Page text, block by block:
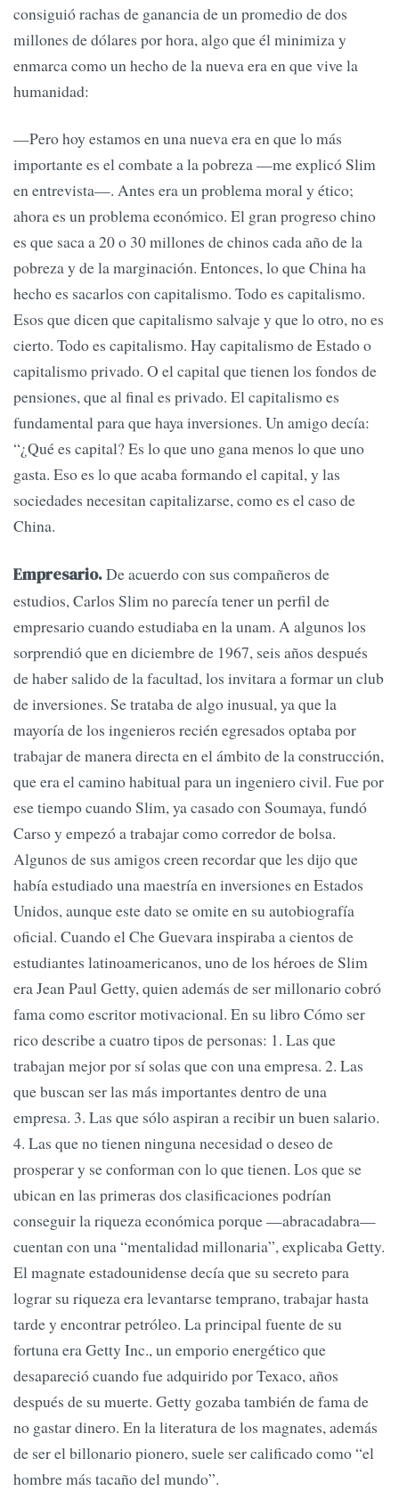
consiguió rachas de ganancia de un promedio de dos
millones de dólares por hora, algo que él minimiza y
enmarca como un hecho de la nueva era en que vive la
humanidad:
—Pero hoy estamos en una nueva era en que lo más
importante es el combate a la pobreza —me explicó Slim
en entrevista—. Antes era un problema moral y ético;
ahora es un problema económico. El gran progreso chino
es que saca a 20 o 30 millones de chinos cada año de la
pobreza y de la marginación. Entonces, lo que China ha
hecho es sacarlos con capitalismo. Todo es capitalismo.
Esos que dicen que capitalismo salvaje y que lo otro, no es
cierto. Todo es capitalismo. Hay capitalismo de Estado o
capitalismo privado. O el capital que tienen los fondos de
pensiones, que al final es privado. El capitalismo es
fundamental para que haya inversiones. Un amigo decía:
“¿Qué es capital? Es lo que uno gana menos lo que uno
gasta. Eso es lo que acaba formando el capital, y las
sociedades necesitan capitalizarse, como es el caso de
China.
Empresario.De acuerdo con sus compañeros de
estudios, Carlos Slim no parecía tener un perfil de
empresario cuando estudiaba en la unam. A algunos los
sorprendió que en diciembre de 1967, seis años después
de haber salido de la facultad, los invitara a formar un club
de inversiones. Se trataba de algo inusual, ya que la
mayoría de los ingenieros recién egresados optaba por
trabajar de manera directa en el ámbito de la construcción,
que era el camino habitual para un ingeniero civil. Fue por
ese tiempo cuando Slim, ya casado con Soumaya, fundó
Carso y empezó a trabajar como corredor de bolsa.
Algunos de sus amigos creen recordar que les dijo que
había estudiado una maestría en inversiones en Estados
Unidos, aunque este dato se omite en su autobiografía
oficial. Cuando el Che Guevara inspiraba a cientos de
estudiantes latinoamericanos, uno de los héroes de Slim
era Jean Paul Getty, quien además de ser millonario cobró
fama como escritor motivacional. En su libro Cómo ser
rico describe a cuatro tipos de personas: 1. Las que
trabajan mejor por sí solas que con una empresa. 2. Las
que buscan ser las más importantes dentro de una
empresa. 3. Las que sólo aspiran a recibir un buen salario.
4. Las que no tienen ninguna necesidad o deseo de
prosperar y se conforman con lo que tienen. Los que se
ubican en las primeras dos clasificaciones podrían
conseguir la riqueza económica porque —abracadabra—
cuentan con una “mentalidad millonaria”, explicaba Getty.
El magnate estadounidense decía que su secreto para
lograr su riqueza era levantarse temprano, trabajar hasta
tarde y encontrar petróleo. La principal fuente de su
fortuna era Getty Inc., un emporio energético que
desapareció cuando fue adquirido por Texaco, años
después de su muerte. Getty gozaba también de fama de
no gastar dinero. En la literatura de los magnates, además
de ser el billonario pionero, suele ser calificado como “el
hombre más tacaño del mundo”.